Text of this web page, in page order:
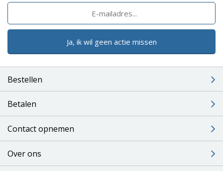
Ja, ik wil geen actie missen
Bestellen
Betalen
Contact opnemen
Over ons